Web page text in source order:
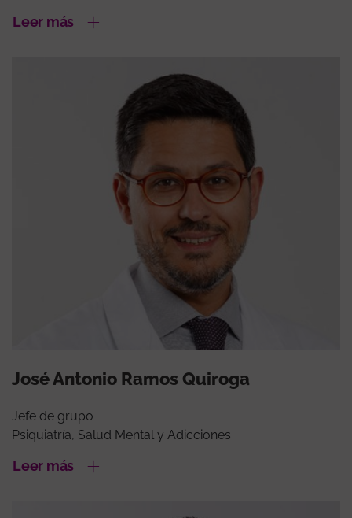
Leer más
José Antonio Ramos Quiroga
Jefe de grupo
Psiquiatría, Salud Mental y Adicciones
Leer más